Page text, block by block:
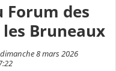
Forum des
Bruneaux
8 mars 2026